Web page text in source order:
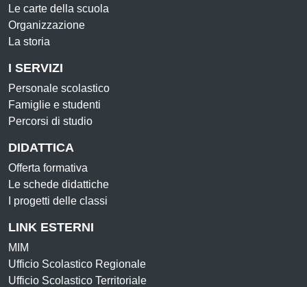
Le carte della scuola
Organizzazione
La storia
I SERVIZI
Personale scolastico
Famiglie e studenti
Percorsi di studio
DIDATTICA
Offerta formativa
Le schede didattiche
I progetti delle classi
LINK ESTERNI
MIM
Ufficio Scolastico Regionale
Ufficio Scolastico Territoriale